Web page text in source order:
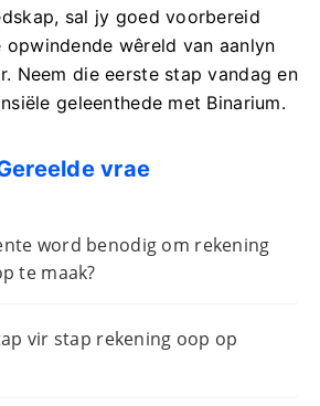
sal jy goed voorbereid
wêreld van aanlyn
Neem die eerste stap vandag en
geleenthede met Binarium.
vrae
word benodig om rekening
te maak?
vir stap rekening oop op